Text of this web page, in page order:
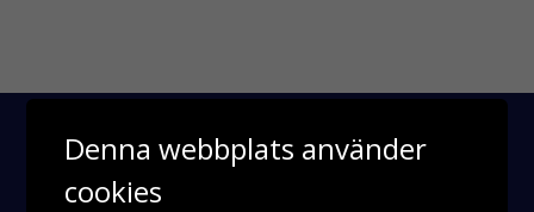
Denna webbplats använder
cookies